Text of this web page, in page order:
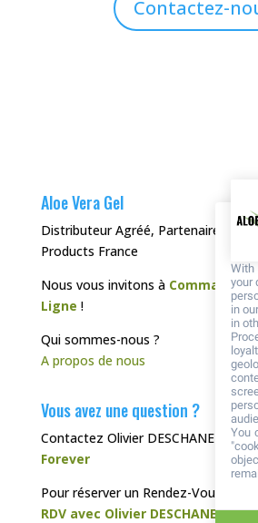
Contactez-
Aloe Vera Gel
Distributeur Agréé, Partenaire de
Products France
Nous vous invitons à Commander
Ligne !
Qui sommes-nous ?
A propos de nous
Vous avez une question ?
Contactez Olivier DESCHANEL,
Forever
Pour réserver un Rendez-Vous
RDV avec Olivier DESCHANEL
With
your
in
in
You